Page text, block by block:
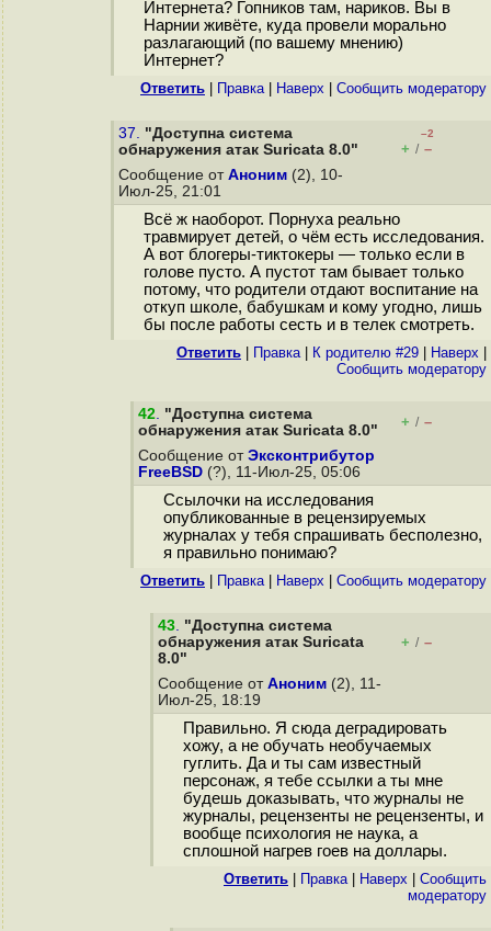
Интернета? Гопников там, нариков. Вы в
Нарнии живёте, куда провели морально
разлагающий (по вашему мнению)
Интернет?
Ответить Правка| Наверх Cообщить модератору
37. "Доступна система
обнаружения атак Suricata 8.0"
–2
+ / –
Сообщение от Аноним (2), 10-
Июл-25, 21:01
Всё ж наоборот. Порнуха реально
травмирует детей, о чём есть исследования.
А вот блогеры-тиктокеры — только если в
голове пусто. А пустот там бывает только
потому, что родители отдают воспитание на
откуп школе, бабушкам и кому угодно, лишь
бы после работы сесть и в телек смотреть.
Ответить Правка| К родителю #29 Наверх
Cообщить модератору
42. "Доступна система
обнаружения атак Suricata 8.0"
+ / –
Сообщение от Эксконтрибутор
FreeBSD (?), 11-Июл-25, 05:06
Ссылочки на исследования
опубликованные в рецензируемых
журналах у тебя спрашивать бесполезно,
я правильно понимаю?
Ответить Правка| Наверх Cообщить модератору
43. "Доступна система
обнаружения атак Suricata
8.0"
+ / –
Сообщение от Аноним (2), 11-
Июл-25, 18:19
Правильно. Я сюда деградировать
хожу, а не обучать необучаемых
гуглить. Да и ты сам известный
персонаж, я тебе ссылки а ты мне
будешь доказывать, что журналы не
журналы, рецензенты не рецензенты, и
вообще психология не наука, а
сплошной нагрев гоев на доллары.
Ответить Правка| Наверх
Cообщить
модератору